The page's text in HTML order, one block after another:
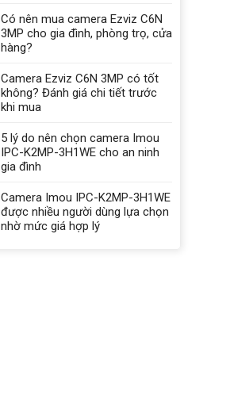
Có nên mua camera Ezviz C6N
3MP cho gia đình, phòng trọ, cửa
hàng?
Camera Ezviz C6N 3MP có tốt
không? Đánh giá chi tiết trước
khi mua
5 lý do nên chọn camera Imou
IPC-K2MP-3H1WE cho an ninh
gia đình
Camera Imou IPC-K2MP-3H1WE
được nhiều người dùng lựa chọn
nhờ mức giá hợp lý